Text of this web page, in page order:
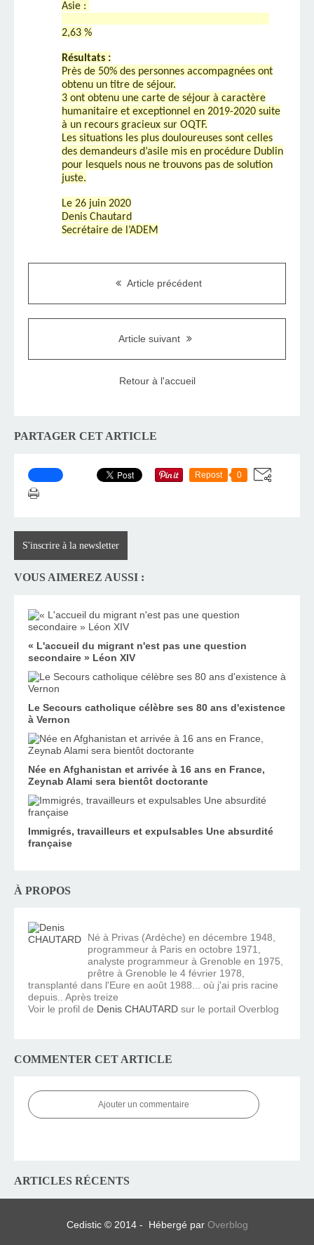
Asie :
2,63 %
Résultats :
Près de 50% des personnes accompagnées ont
obtenu un titre de séjour.
3 ont obtenu une carte de séjour à caractère
humanitaire et exceptionnel en 2019-2020 suite
à un recours gracieux sur OQTF.
Les situations les plus douloureuses sont celles
des demandeurs d’asile mis en procédure Dublin
pour lesquels nous ne trouvons pas de solution
juste.
Le 26 juin 2020
Denis Chautard
Secrétaire de l’ADEM
Article précédent
Article suivant
Retour à l'accueil
PARTAGER CET ARTICLE
Repost 0
S'inscrire à la newsletter
VOUS AIMEREZ AUSSI :
« L'accueil du migrant n'est pas une question
secondaire » Léon XIV
Le Secours catholique célèbre ses 80 ans d'existence
à Vernon
Née en Afghanistan et arrivée à 16 ans en France,
Zeynab Alami sera bientôt doctorante
Immigrés, travailleurs et expulsables Une absurdité
française
À PROPOS
Né à Privas (Ardèche) en décembre 1948,
programmeur à Paris en octobre 1971,
analyste programmeur à Grenoble en 1975,
prêtre à Grenoble le 4 février 1978,
transplanté dans l'Eure en août 1988... où j'ai pris racine
depuis.. Après treize
Voir le profil de Denis CHAUTARD sur le portail Overblog
COMMENTER CET ARTICLE
Ajouter un commentaire
ARTICLES RÉCENTS
Cedistic © 2014 - Hébergé par Overblog